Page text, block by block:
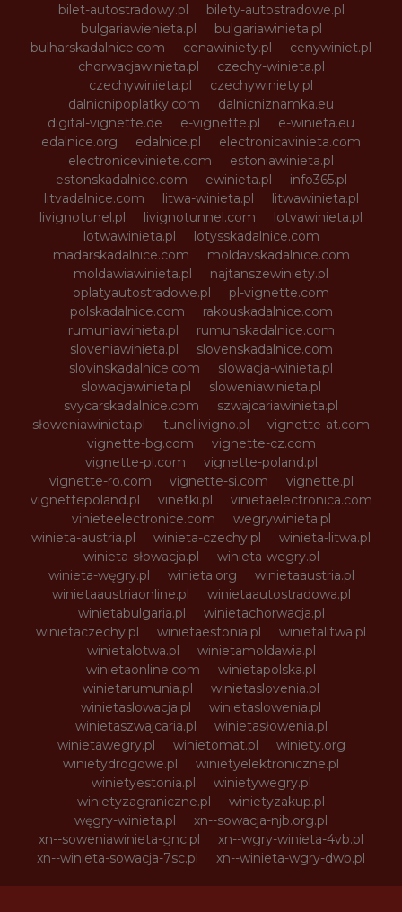
bilet-autostradowy.pl
bilety-autostradowe.pl
bulgariawienieta.pl
bulgariawinieta.pl
bulharskadalnice.com
cenawiniety.pl
cenywiniet.pl
chorwacjawinieta.pl
czechy-winieta.pl
czechywinieta.pl
czechywiniety.pl
dalnicnipoplatky.com
dalnicniznamka.eu
digital-vignette.de
e-vignette.pl
e-winieta.eu
edalnice.org
edalnice.pl
electronicavinieta.com
electroniceviniete.com
estoniawinieta.pl
estonskadalnice.com
ewinieta.pl
info365.pl
litvadalnice.com
litwa-winieta.pl
litwawinieta.pl
livignotunel.pl
livignotunnel.com
lotvawinieta.pl
lotwawinieta.pl
lotysskadalnice.com
madarskadalnice.com
moldavskadalnice.com
moldawiawinieta.pl
najtanszewiniety.pl
oplatyautostradowe.pl
pl-vignette.com
polskadalnice.com
rakouskadalnice.com
rumuniawinieta.pl
rumunskadalnice.com
sloveniawinieta.pl
slovenskadalnice.com
slovinskadalnice.com
slowacja-winieta.pl
slowacjawinieta.pl
sloweniawinieta.pl
svycarskadalnice.com
szwajcariawinieta.pl
słoweniawinieta.pl
tunellivigno.pl
vignette-at.com
vignette-bg.com
vignette-cz.com
vignette-pl.com
vignette-poland.pl
vignette-ro.com
vignette-si.com
vignette.pl
vignettepoland.pl
vinetki.pl
vinietaelectronica.com
vinieteelectronice.com
wegrywinieta.pl
winieta-austria.pl
winieta-czechy.pl
winieta-litwa.pl
winieta-słowacja.pl
winieta-wegry.pl
winieta-węgry.pl
winieta.org
winietaaustria.pl
winietaaustriaonline.pl
winietaautostradowa.pl
winietabulgaria.pl
winietachorwacja.pl
winietaczechy.pl
winietaestonia.pl
winietalitwa.pl
winietalotwa.pl
winietamoldawia.pl
winietaonline.com
winietapolska.pl
winietarumunia.pl
winietaslovenia.pl
winietaslowacja.pl
winietaslowenia.pl
winietaszwajcaria.pl
winietasłowenia.pl
winietawegry.pl
winietomat.pl
winiety.org
winietydrogowe.pl
winietyelektroniczne.pl
winietyestonia.pl
winietywegry.pl
winietyzagraniczne.pl
winietyzakup.pl
węgry-winieta.pl
xn--sowacja-njb.org.pl
xn--soweniawinieta-gnc.pl
xn--wgry-winieta-4vb.pl
xn--winieta-sowacja-7sc.pl
xn--winieta-wgry-dwb.pl